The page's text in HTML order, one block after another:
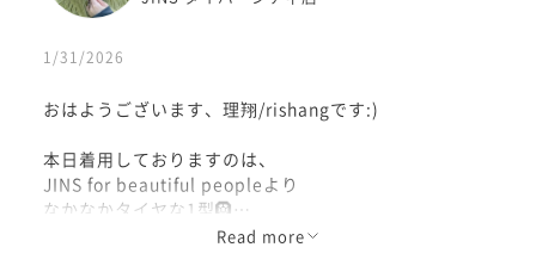
1/31/2026
おはようございます、理翔/rishangです:)
本日着用しておりますのは、
JINS for beautiful peopleより
なかなかタイヤな1型🛞
Read more